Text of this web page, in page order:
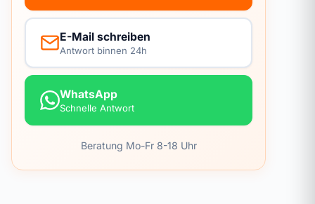
E-Mail schreiben
Antwort binnen 24h
WhatsApp
Schnelle Antwort
Beratung Mo-Fr 8-18 Uhr